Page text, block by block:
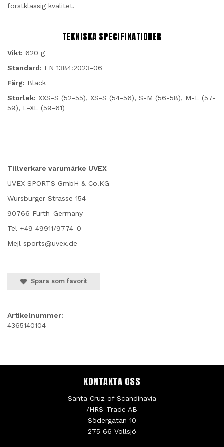
förstklassig kvalitet.
TEKNISKA SPECIFIKATIONER
Vikt: 620 g
Standard: EN 1384:2023-06
Färg: Black
Storlek: XXS-S (52-55), XS-S (54-56), S-M (56-58), M-L (57-
59), L-XL (59-61)
Tillverkare varumärke UVEX
UVEX SPORTS GmbH & Co.KG
Wursburger Strasse 154
90766 Furth-Germany
Tel +49 49911/9774-0
Mejl sports@uvex.de
Spara som favorit
Artikelnummer:
4365140104
KONTAKTA OSS
Santa Cruz of Scandinavia
/HRS-Trade AB
Södergatan 10
275 66 Vollsjö